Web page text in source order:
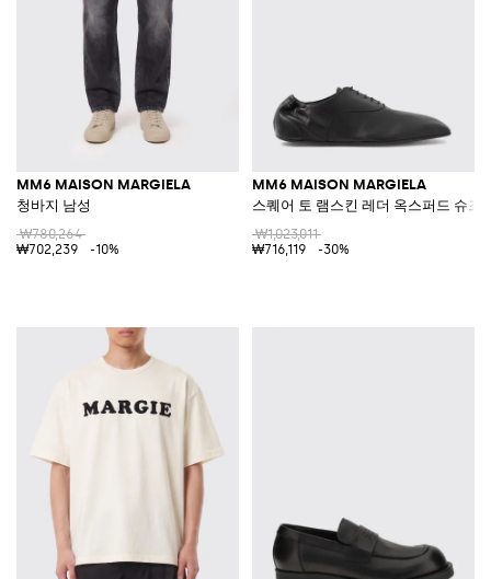
MM6 MAISON MARGIELA
청바지 남성
₩780,264
₩702,239
-10%
MM6 MAISON MARGIELA
스퀘어 토 램스킨 레더 옥스퍼드 슈즈
₩1,023,011
₩716,119
-30%